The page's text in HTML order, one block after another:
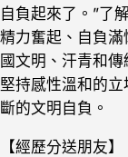
自負起來了。”了
精力奮起、自負
國文明、汗青和
堅持感性溫和的
斷的文明自負。
【經歷分送朋友】